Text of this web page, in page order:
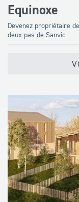
Equinoxe
Devenez propriétaire
deux pas de Sanvic